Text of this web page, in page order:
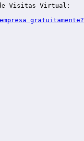
de Visitas Virtual:
gratuitamente?